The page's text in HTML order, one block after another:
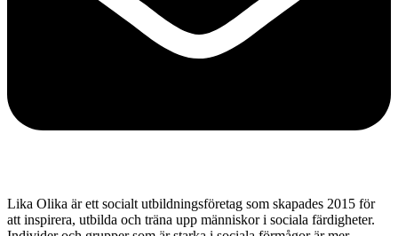
Lika Olika är ett socialt utbildningsföretag som skapades 2015 för
att inspirera, utbilda och träna upp människor i sociala färdigheter.